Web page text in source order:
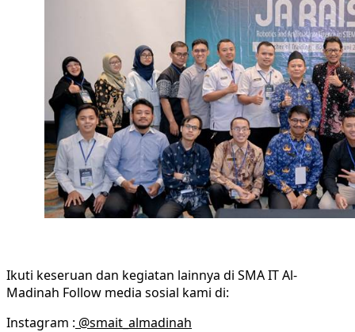
Ikuti keseruan dan kegiatan lainnya di SMA IT Al-
Madinah Follow media sosial kami di:
Instagram : @smait_almadinah